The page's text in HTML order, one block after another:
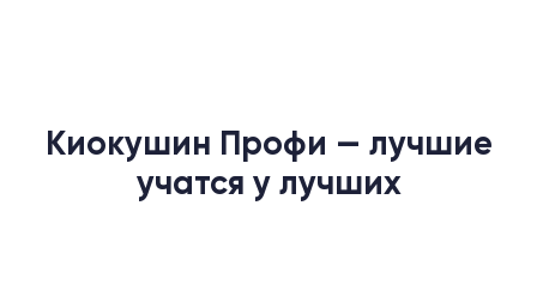
Киокушин Профи — лучшие
учатся у лучших